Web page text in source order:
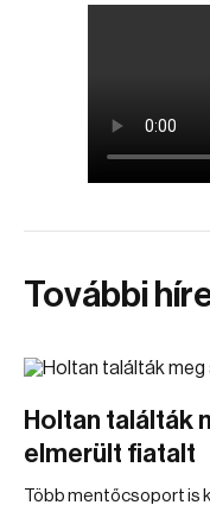
További
Holtan találták
elmerült fiatalt
Több mentőcsoport is